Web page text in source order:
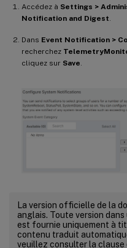
Accédez à Settings >
Notification and Digest
Dans Event Notification >
recherchez
cliquez sur Save
La version officielle de la
anglais. Toute version
est fournie uniquement à
contenu traduit
veuillez consulter la